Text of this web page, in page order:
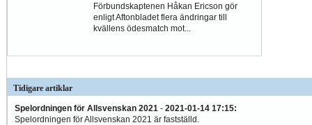
Förbundskaptenen Håkan Ericson gör
enligt Aftonbladet flera ändringar till
kvällens ödesmatch mot...
Tidigare artiklar
Spelordningen för Allsvenskan 2021 - 2021-01-14 17:15:
Spelordningen för Allsvenskan 2021 är fastställd.